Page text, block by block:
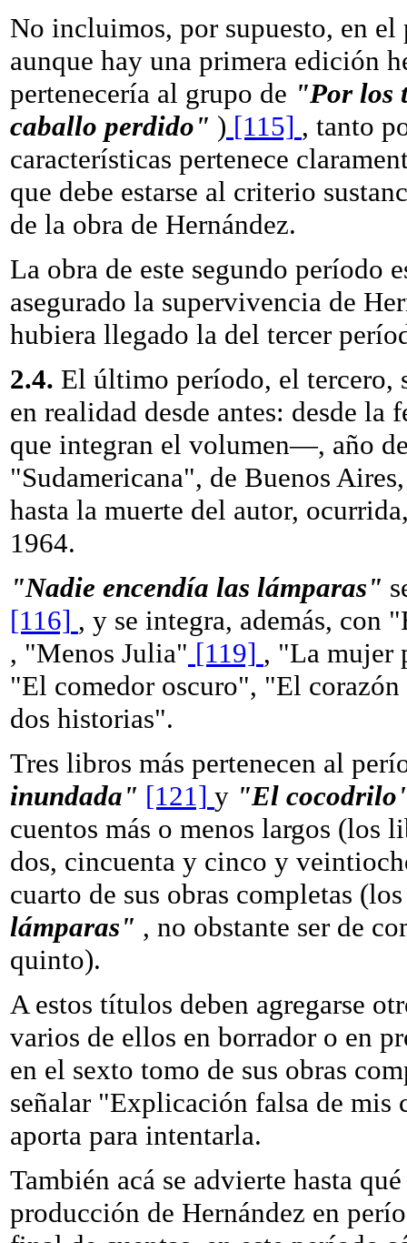
No incluimos, por supuesto, en
aunque hay una primera edición
pertenecería al grupo de "Por los
caballo perdido" ) [115] , tanto
características pertenece
que debe estarse al criterio
de la obra de Hernández.
La obra de este segundo período
asegurado la supervivencia de
hubiera llegado la del tercer
2.4. El último período, el tercero,
en realidad desde antes: desde la
que integran el volumen—, año
"Sudamericana", de Buenos
hasta la muerte del autor,
1964.
"Nadie encendía las lámparas"
[116] , y se integra, además, con
, "Menos Julia" [119] , "La mujer
"El comedor oscuro", "El
dos historias".
Tres libros más pertenecen al
inundada" [121] y "El
cuentos más o menos largos (los
dos, cincuenta y cinco y
cuarto de sus obras completas
lámparas" , no obstante ser de
quinto).
A estos títulos deben agregarse
varios de ellos en borrador o en
en el sexto tomo de sus obras
señalar "Explicación falsa de mis
aporta para intentarla.
También acá se advierte hasta
producción de Hernández en